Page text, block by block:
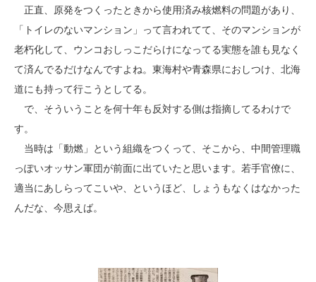
正直、原発をつくったときから使用済み核燃料の問題があり、
「トイレのないマンション」って言われてて、そのマンションが
老朽化して、ウンコおしっこだらけになってる実態を誰も見なく
て済んでるだけなんですよね。東海村や青森県におしつけ、北海
道にも持って行こうとしてる。
で、そういうことを何十年も反対する側は指摘してるわけで
す。
当時は「動燃」という組織をつくって、そこから、中間管理職
っぽいオッサン軍団が前面に出ていたと思います。若手官僚に、
適当にあしらってこいや、というほど、しょうもなくはなかった
んだな、今思えば。